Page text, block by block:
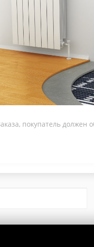
покупатель должен